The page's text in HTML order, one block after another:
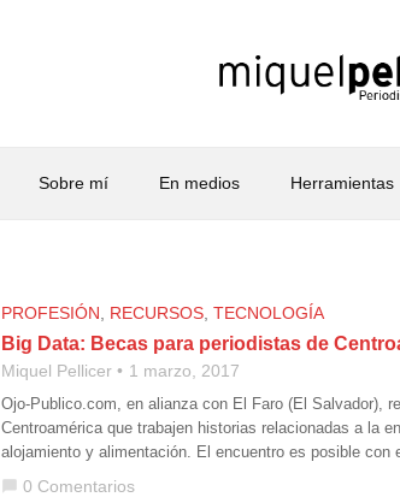
Sobre mí En medios Herramientas
PROFESIÓN RECURSOS TECNOLOGÍA
Big Data: Becas para periodistas de
Miquel Pellicer 1 marzo, 2017
Ojo-Publico.com, en alianza con El Faro (El Salvador),
Centroamérica que trabajen historias relacionadas a la
alojamiento y alimentación. El encuentro es posible con
chat_bubble 0 Comentarios